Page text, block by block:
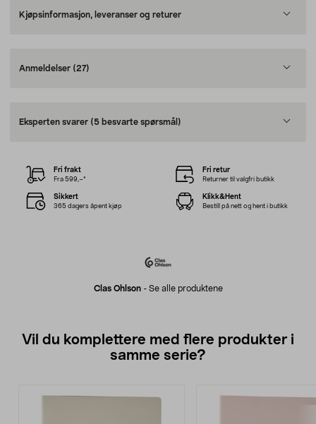
Kjøpsinformasjon, leveranser og returer
Anmeldelser (27)
Eksperten svarer (5 besvarte spørsmål)
Clas Ohlson- Se alle produktene
Fri frakt
Fra 599,–*
Fri retur
Returner til valgfri butikk
Sikkert
365 dagers åpent kjøp
Klikk&Hent
Bestill på nett og hent i butikk
Vil du komplettere med flere produkter i
samme serie?